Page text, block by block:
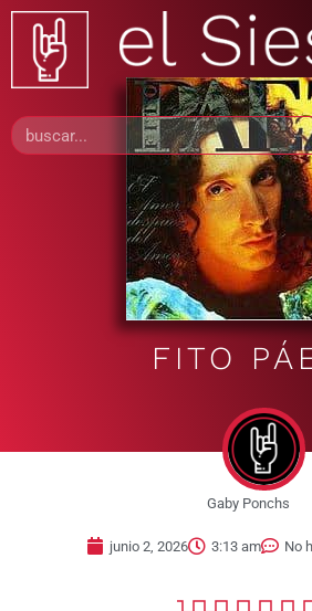
FITO
Gaby Ponchs
junio 2, 2026 3:13 am No